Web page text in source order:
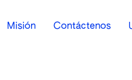
Misión Contáctenos